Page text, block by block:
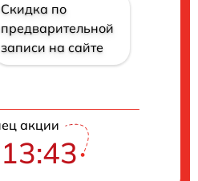
Скидка по
предварительной
записи на сайте
акции